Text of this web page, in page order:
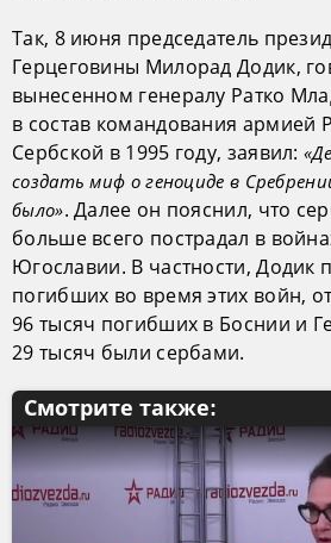
Так, 8 июня председатель
Герцеговины Милорад Додик,
вынесенном генералу Ратко
в состав командования армией
Сербской в 1995 году, заявил:
создать миф о геноциде в
было». Далее он пояснил, что
больше всего пострадал в
Югославии. В частности, Додик
погибших во время этих войн,
96 тысяч погибших в Боснии и
29 тысяч были сербами.
Смотрите также: